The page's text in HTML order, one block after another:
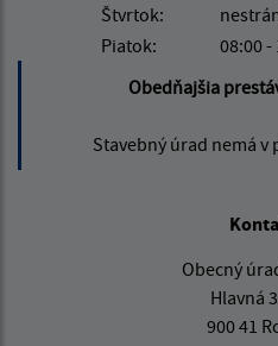
Štvrtok:
Piatok:
08:00 -
Obedňajšia
Stavebný úrad nemá
Obecný
Hlavná
900 41